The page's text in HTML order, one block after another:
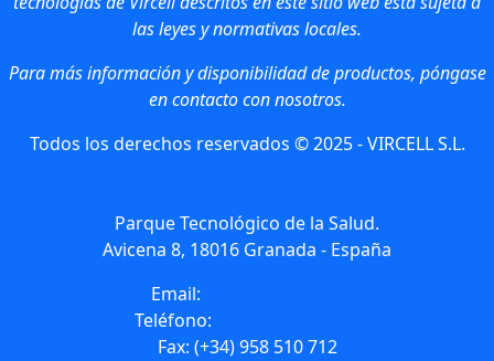
las leyes y normativas locales.
Para más información y disponibilidad de productos, póngase
en contacto con nosotros.
Todos los derechos reservados © 2025 - VIRCELL S.L.
Parque Tecnológico de la Salud.
Avicena 8, 18016 Granada - España
Email:
Teléfono:
Fax: (+34) 958 510 712